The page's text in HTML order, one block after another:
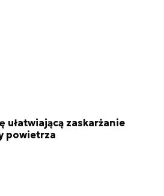
ułatwiającą zaskarżanie
powietrza